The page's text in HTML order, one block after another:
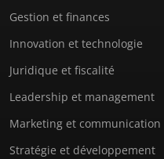
Gestion et finances
Innovation et technologie
Juridique et fiscalité
Leadership et management
Marketing et communication
Stratégie et développement